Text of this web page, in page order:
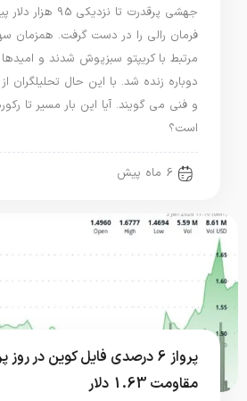
فرمان رالی را در دست گرفت. همزمان
مرتبط با کریپتو سبزپوش شدند و
دوباره زنده شد. با این حال تحلیلگران
و فنی می گویند. آیا این بار مسیر تا
است؟
6 ماه پیش
پرواز 6 درصدی فایل کوین در
مقاومت 1.63 دلار